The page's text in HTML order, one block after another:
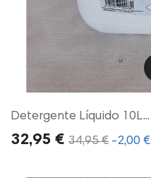
Detergente Líquido 10L...
32,95 € 34,95 € -2,00 €